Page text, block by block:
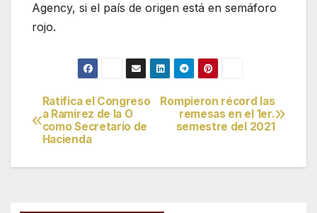
Agency, si el país de origen está en semáforo
rojo.
Navegación
de
entradas
Rompieron récord las
remesas en el 1er.
semestre del 2021
Ratifica el Congreso
a Ramírez de la O
como Secretario de
Hacienda